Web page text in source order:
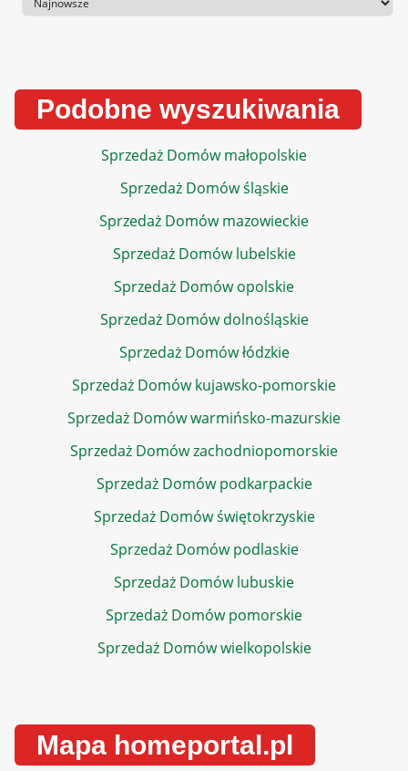
Sortowanie
Podobne wyszukiwania
Sprzedaż Domów małopolskie
Sprzedaż Domów śląskie
Sprzedaż Domów mazowieckie
Sprzedaż Domów lubelskie
Sprzedaż Domów opolskie
Sprzedaż Domów dolnośląskie
Sprzedaż Domów łódzkie
Sprzedaż Domów kujawsko-pomorskie
Sprzedaż Domów warmińsko-mazurskie
Sprzedaż Domów zachodniopomorskie
Sprzedaż Domów podkarpackie
Sprzedaż Domów świętokrzyskie
Sprzedaż Domów podlaskie
Sprzedaż Domów lubuskie
Sprzedaż Domów pomorskie
Sprzedaż Domów wielkopolskie
Mapa homeportal.pl